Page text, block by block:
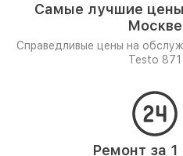
Самые лучшие
Москве
Справедливые цены на
Testo 871
Ремонт за 1